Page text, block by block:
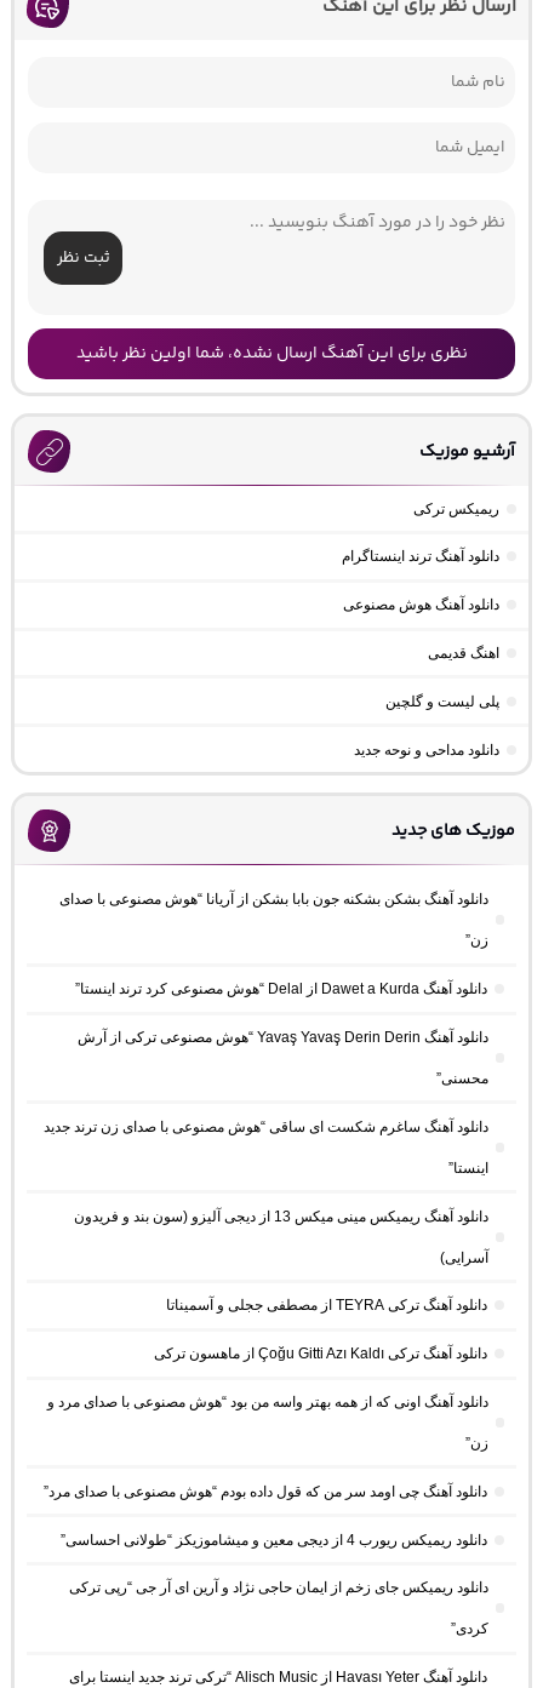
ارسال نظر برای این آهنگ
ثبت نظر
نظری برای این آهنگ ارسال نشده، شما اولین نظر باشید
آرشیو موزیک
ریمیکس ترکی
دانلود آهنگ ترند اینستاگرام
دانلود آهنگ هوش مصنوعی
اهنگ قدیمی
پلی لیست و گلچین
دانلود مداحی و نوحه جدید
موزیک های جدید
دانلود آهنگ بشکن بشکنه جون بابا بشکن از آریانا “هوش مصنوعی با صدای
زن”
دانلود آهنگ Dawet a Kurda از Delal “هوش مصنوعی کرد ترند اینستا”
دانلود آهنگ Yavaş Yavaş Derin Derin “هوش مصنوعی ترکی از آرش
محسنی”
دانلود آهنگ ساغرم شکست ای ساقی “هوش مصنوعی با صدای زن ترند جدید
اینستا”
دانلود آهنگ ریمیکس مینی میکس 13 از دیجی آلیزو (سون بند و فریدون
آسرایی)
دانلود آهنگ ترکی TEYRA از مصطفی ججلی و آسمیناتا
دانلود آهنگ ترکی Çoğu Gitti Azı Kaldı از ماهسون ترکی
دانلود آهنگ اونی که از همه بهتر واسه من بود “هوش مصنوعی با صدای مرد و
زن”
دانلود آهنگ چی اومد سر من که قول داده بودم “هوش مصنوعی با صدای مرد”
دانلود ریمیکس ریورب 4 از دیجی معین و میشاموزیکز “طولانی احساسی”
دانلود ریمیکس جای زخم از ایمان حاجی نژاد و آرین ای آر جی “رپی ترکی
کردی”
دانلود آهنگ Havası Yeter از Alisch Music “ترکی ترند جدید اینستا برای